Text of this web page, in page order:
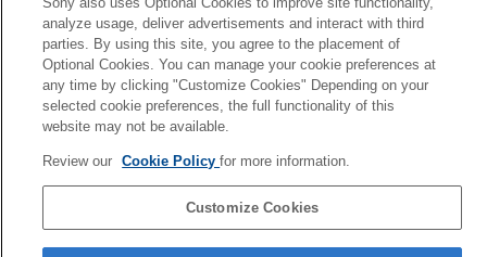
カメラとスマートフォンをペアリングする（スマートフォ
ン接続）
・PWリセット
TP1002142752
言語選択ページへ
analyze usage, deliver advertisements and interact with third
parties. By using this site, you agree to the placement of
Optional Cookies. You can manage your cookie preferences at
any time by clicking "Customize Cookies" Depending on your
selected cookie preferences, the full functionality of this
website may not be available.
Review our Cookie Policyfor more information.
Customize Cookies